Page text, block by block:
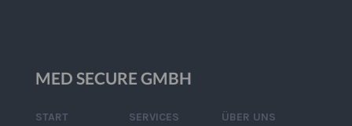
MED SECURE GMBH
START SERVICES ÜBER UNS